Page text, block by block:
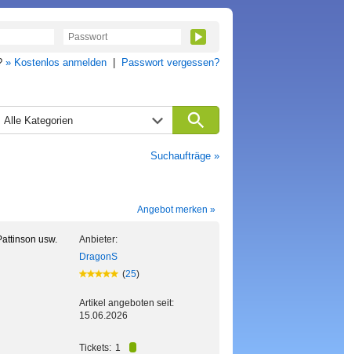
» Kostenlos anmelden Passwort vergessen?
Alle Kategorien
Suchaufträge »
Angebot merken »
usw.
Anbieter:
DragonS
(25)
Artikel angeboten seit:
15.06.2026
Tickets: 1